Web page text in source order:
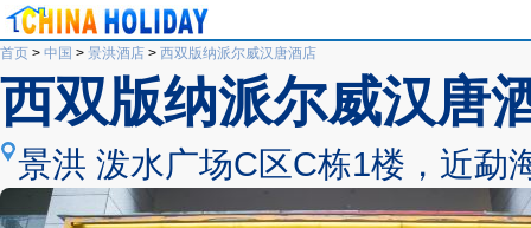
首页 > 中国 > 景洪酒店 > 西双版纳派尔威汉唐酒店
西双版纳派尔威汉唐
景洪 泼水广场C区C栋1楼，近勐